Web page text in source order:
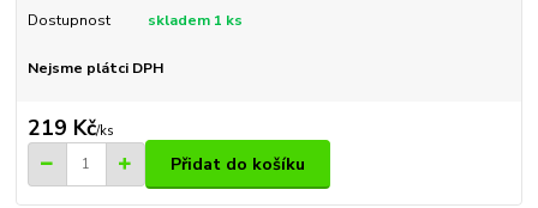
Dostupnost skladem 1 ks
Nejsme plátci DPH
219 Kč/ks
Přidat do košíku